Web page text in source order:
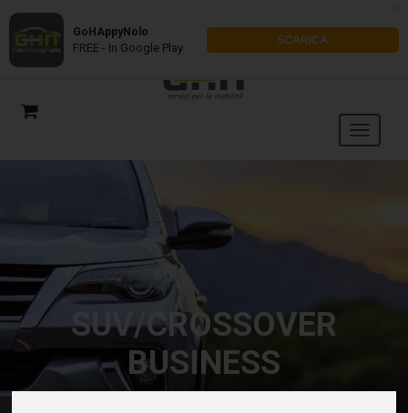
GoHAppyNolo
FREE - In Google Play
SCARICA
SUV/CROSSOVER
BUSINESS